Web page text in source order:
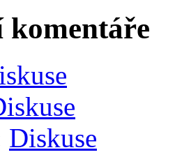
komentáře
Diskuse